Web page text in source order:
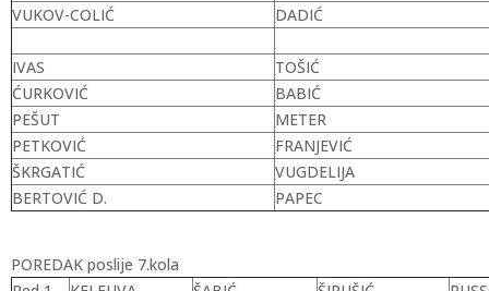
VUKOV-COLIĆ
DADIĆ
IVAS
TOŠIĆ
ĆURKOVIĆ
BABIĆ
PEŠUT
METER
PETKOVIĆ
FRANJEVIĆ
ŠKRGATIĆ
VUGDELIJA
BERTOVIĆ D.
PAPEC
POREDAK poslije 7.kola